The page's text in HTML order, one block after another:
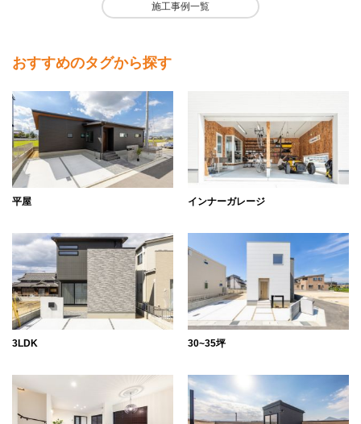
施工事例一覧
おすすめのタグから探す
平屋 インナーガレージ
3LDK 30~35坪